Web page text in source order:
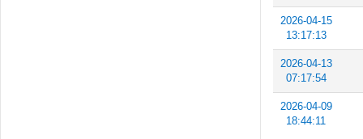
2026-04-15
13:17:13
2026-04-13
07:17:54
2026-04-09
18:44:11